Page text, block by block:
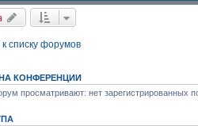
к списку форумов
КОНФЕРЕНЦИИ
просматривают: нет зарегистрированных